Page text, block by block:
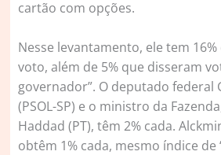
cartão com opções.
Nesse levantamento, ele tem
voto, além de 5% que disseram
governador”. O deputado federal
(PSOL-SP) e o ministro da
Haddad (PT), têm 2% cada.
obtêm 1% cada, mesmo índice de